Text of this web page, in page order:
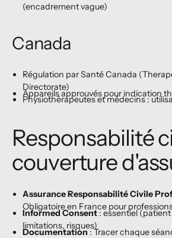
(encadrement vague)
Canada
Régulation par Santé Canada
Directorate)
Appareils approuvés pour indication
Physiothérapeutes et médecins :
Responsabilité
couverture
Assurance Responsabilité Civile
Obligatoire en France pour
Informed Consent: essentiel
limitations, risques)
Documentation: Tracer chaque